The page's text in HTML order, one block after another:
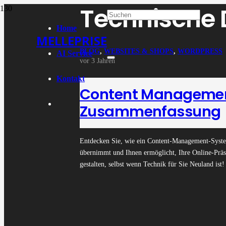
MELLEPRISE
Home
AI Service
Kontakt
Technische
BLOG, WEBSITES & SHOPS, WORDPRESS
vor 3 Jahren
Content
Zusammenfassung
Entdecken Sie, wie ein Content-Management-
übernimmt und Ihnen ermöglicht, Ihre Online-
gestalten, selbst wenn Technik für Sie Neuland ist!